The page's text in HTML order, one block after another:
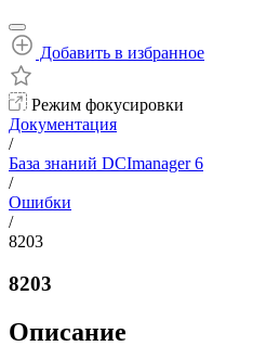
Добавить в избранное
Режим фокусировки
Документация
/
База знаний DCImanager 6
/
Ошибки
/
8203
8203
Описание